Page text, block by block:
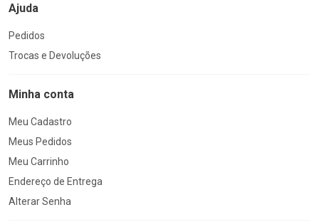
Ajuda
Pedidos
Trocas e Devoluções
Minha conta
Meu Cadastro
Meus Pedidos
Meu Carrinho
Endereço de Entrega
Alterar Senha